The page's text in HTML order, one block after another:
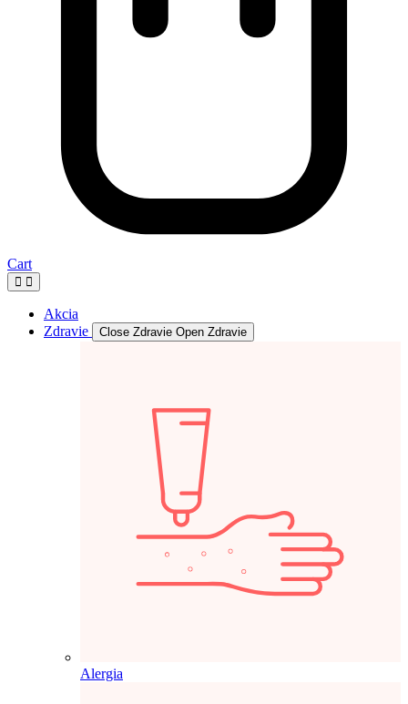
Cart
Akcia
Zdravie
Close Zdravie Open Zdravie
Alergia